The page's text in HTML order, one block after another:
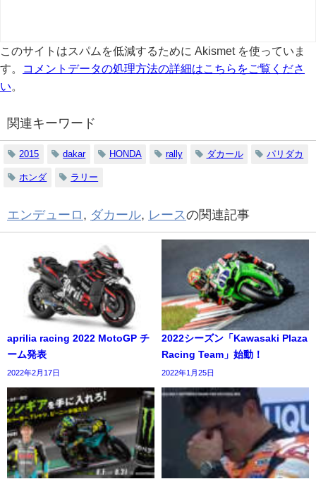
このサイトはスパムを低減するために Akismet を使っていま
す。
コメントデータの処理方法の詳細はこちらをご覧くださ
い。
関連キーワード
2015 dakar HONDA rally ダカール パリダカ
ホンダ ラリー
エンデューロ ダカール レース の関連記事
aprilia racing 2022 MotoGP チ
ーム発表
2022年2月17日
2022シーズン「Kawasaki Plaza
Racing Team」始動！
2022年1月25日